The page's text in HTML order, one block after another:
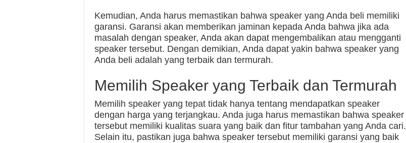
Kemudian, Anda harus memastikan bahwa speaker yang Anda beli memiliki
garansi. Garansi akan memberikan jaminan kepada Anda bahwa jika ada
masalah dengan speaker, Anda akan dapat mengembalikan atau mengganti
speaker tersebut. Dengan demikian, Anda dapat yakin bahwa speaker yang
Anda beli adalah yang terbaik dan termurah.
Memilih Speaker yang Terbaik dan Termurah
Memilih speaker yang tepat tidak hanya tentang mendapatkan speaker
dengan harga yang terjangkau. Anda juga harus memastikan bahwa speaker
tersebut memiliki kualitas suara yang baik dan fitur tambahan yang Anda cari.
Selain itu, pastikan juga bahwa speaker tersebut memiliki garansi yang baik